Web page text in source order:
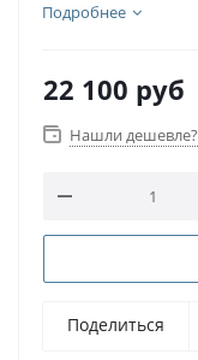
Подробнее
22 100 руб
Нашли дешевле?
Поделиться